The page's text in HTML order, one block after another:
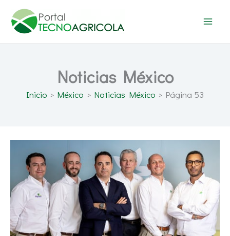
contenido
Noticias México
Inicio México Noticias México Página 53
Seipasa
consolida
su
presencia
internacional
con
nuevas
unidades
de
negocio
en
USA,